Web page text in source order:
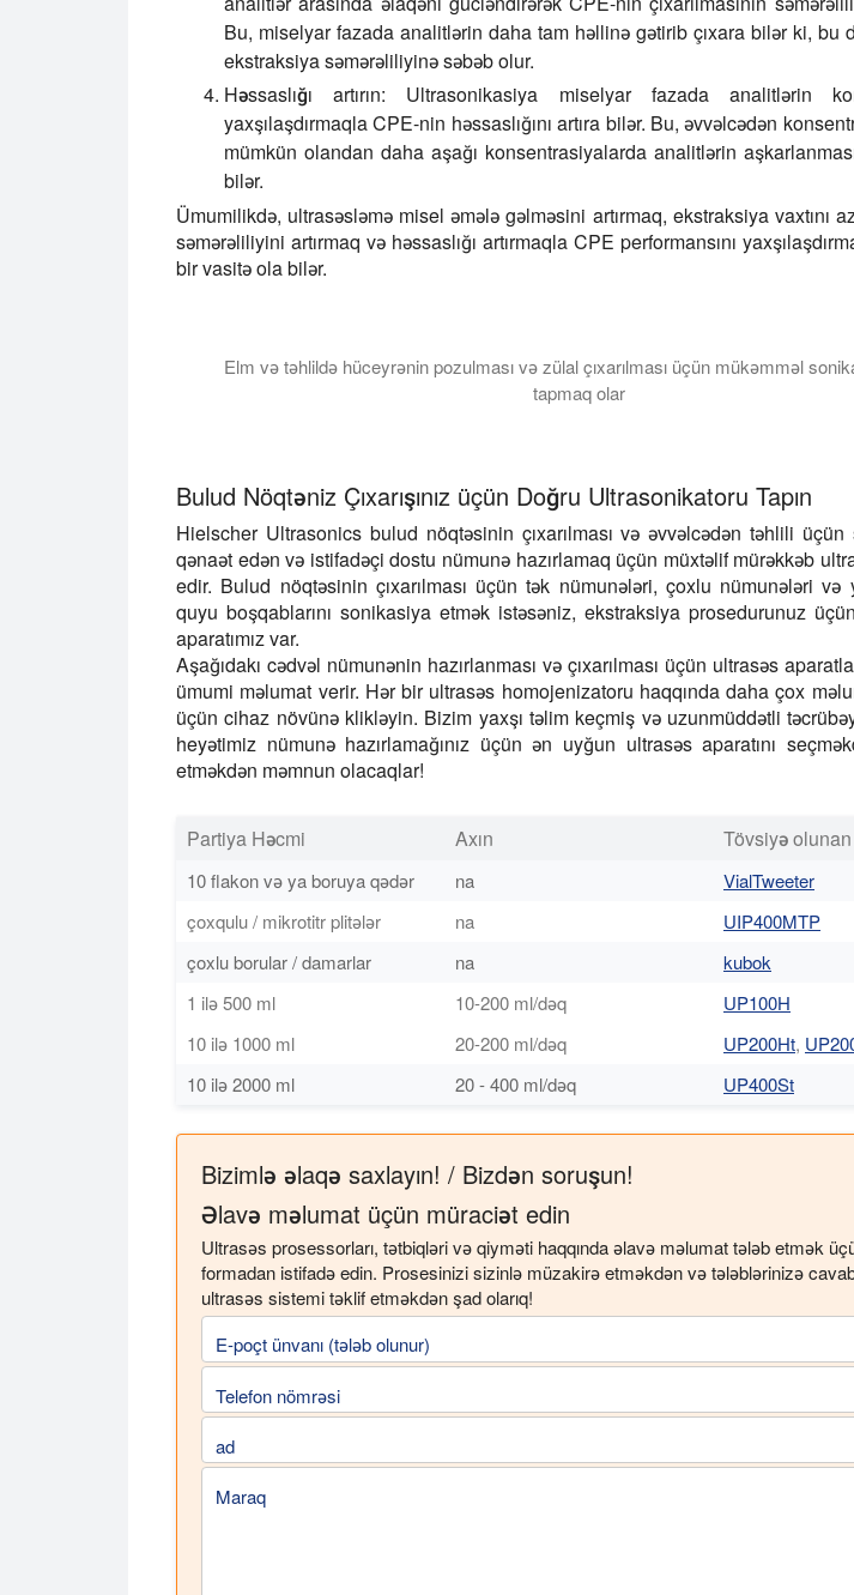
Bu, miselyar fazada analitlərin daha tam həllinə gətirib çıxara bilər ki, bu
ekstraksiya səmərəliliyinə səbəb olur.
Həssaslığı artırın: Ultrasonikasiya miselyar fazada analitlərin
yaxşılaşdırmaqla CPE-nin həssaslığını artıra bilər. Bu, əvvəlcədən
mümkün olandan daha aşağı konsentrasiyalarda analitlərin
bilər.
Ümumilikdə, ultrasəsləmə misel əmələ gəlməsini artırmaq, ekstraksiya vaxtını
səmərəliliyini artırmaq və həssaslığı artırmaqla CPE performansını
bir vasitə ola bilər.
Elm və təhlildə hüceyrənin pozulması və zülal çıxarılması üçün mükəmməl
tapmaq olar
Bu dərslik liziz, hüceyrənin pozulması, zülal izolyasiyası, laboratoriyalarda
Bulud Nöqtəniz Çıxarışınız üçün Doğru Ultrasonikatoru Tapın
Hielscher Ultrasonics bulud nöqtəsinin çıxarılması və əvvəlcədən təhlili üçün
qənaət edən və istifadəçi dostu nümunə hazırlamaq üçün müxtəlif mürəkkəb
edir. Bulud nöqtəsinin çıxarılması üçün tək nümunələri, çoxlu nümunələri və
quyu boşqablarını sonikasiya etmək istəsəniz, ekstraksiya prosedurunuz
aparatımız var.
Aşağıdakı cədvəl nümunənin hazırlanması və çıxarılması üçün ultrasəs
ümumi məlumat verir. Hər bir ultrasəs homojenizatoru haqqında daha çox
üçün cihaz növünə klikləyin. Bizim yaxşı təlim keçmiş və uzunmüddətli
heyətimiz nümunə hazırlamağınız üçün ən uyğun ultrasəs aparatını
etməkdən məmnun olacaqlar!
Partiya Həcmi Axın Tövsiyə
10 flakon və ya boruya qədər na
VialTweeter
çoxqulu / mikrotitr plitələr
na
UIP400MTP
çoxlu borular / damarlar
na
kubok
1 ilə 500 ml
10-200 ml/dəq
UP100H
10 ilə 1000 ml
20-200 ml/dəq UP200Ht,
10 ilə 2000 ml
20 - 400 ml/dəq UP400St
Bizimlə əlaqə saxlayın! / Bizdən soruşun!
Əlavə məlumat üçün müraciət edin
Ultrasəs prosessorları, tətbiqləri və qiyməti haqqında əlavə məlumat tələb etmək
formadan istifadə edin. Prosesinizi sizinlə müzakirə etməkdən və tələblərinizə
ultrasəs sistemi təklif etməkdən şad olarıq!
E-poçt ünvanı (tələb olunur)
Telefon nömrəsi
ad
Maraq